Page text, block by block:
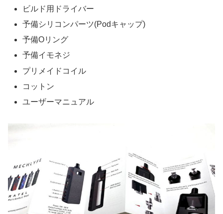
ビルド用ドライバー
予備シリコンパーツ(Podキャップ)
予備Oリング
予備イモネジ
プリメイドコイル
コットン
ユーザーマニュアル